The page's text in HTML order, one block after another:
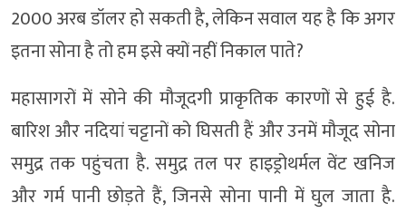
2000 अरब डॉलर हो सकती है, लेकिन सवाल यह है कि अगर
इतना सोना है तो हम इसे क्यों नहीं निकाल पाते?
महासागरों में सोने की मौजूदगी प्राकृतिक कारणों से हुई है.
बारिश और नदियां चट्टानों को घिसती हैं और उनमें मौजूद सोना
समुद्र तक पहुंचता है. समुद्र तल पर हाइड्रोथर्मल वेंट खनिज
और गर्म पानी छोड़ते हैं, जिनसे सोना पानी में घुल जाता है.